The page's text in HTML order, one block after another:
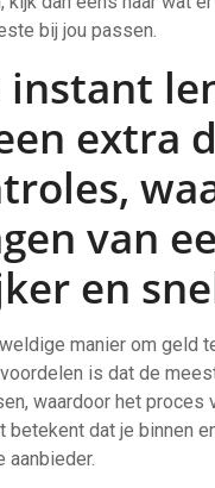
bij jou passen.
instant
extra
van
en
manier om geld
is dat de
waardoor het proces
betekent dat je binnen
aanbieder.